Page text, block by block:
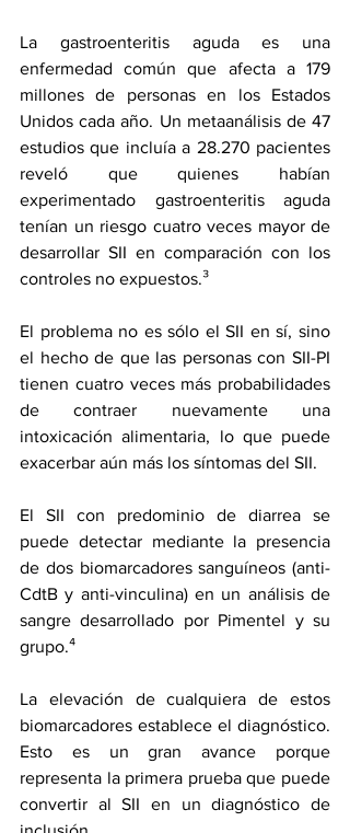
La gastroenteritis aguda es una
enfermedad común que afecta a 179
millones de personas en los Estados
Unidos cada año. Un metaanálisis de 47
estudios que incluía a 28.270 pacientes
reveló que quienes habían
experimentado gastroenteritis aguda
tenían un riesgo cuatro veces mayor de
desarrollar SII en comparación con los
controles no expuestos.³
El problema no es sólo el SII en sí, sino
el hecho de que las personas con SII-PI
tienen cuatro veces más probabilidades
de contraer nuevamente una
intoxicación alimentaria, lo que puede
exacerbar aún más los síntomas del SII.
El SII con predominio de diarrea se
puede detectar mediante la presencia
de dos biomarcadores sanguíneos (anti-
CdtB y anti-vinculina) en un análisis de
sangre desarrollado por Pimentel y su
grupo.⁴
La elevación de cualquiera de estos
biomarcadores establece el diagnóstico.
Esto es un gran avance porque
representa la primera prueba que puede
convertir al SII en un diagnóstico de